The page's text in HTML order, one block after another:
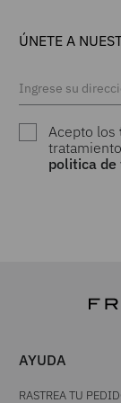
ÚNETE A
Acepto los
politica de
AYUDA
RASTREA TU